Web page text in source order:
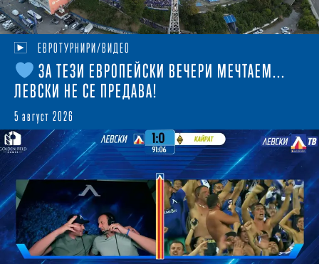
ЕВРОТУРНИРИ/ВИДЕО
ЗА ТЕЗИ ЕВРОПЕЙСКИ ВЕЧЕРИ МЕЧТАЕМ...
ЛЕВСКИ НЕ СЕ ПРЕДАВА!
5 август 2026